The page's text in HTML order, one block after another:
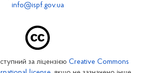
info@ispf.gov.ua
за ліцензією Creative Commons